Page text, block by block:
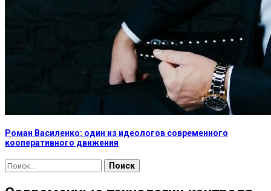
Роман Василенко: один из идеологов современного
кооперативного движения
Найти: